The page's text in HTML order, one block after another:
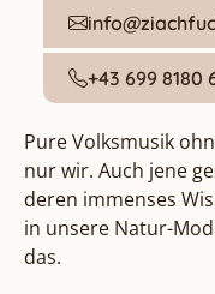
+43 699 8180
Pure Volksmusik
nur wir. Auch jene
deren immenses
in unsere Natur-
das.